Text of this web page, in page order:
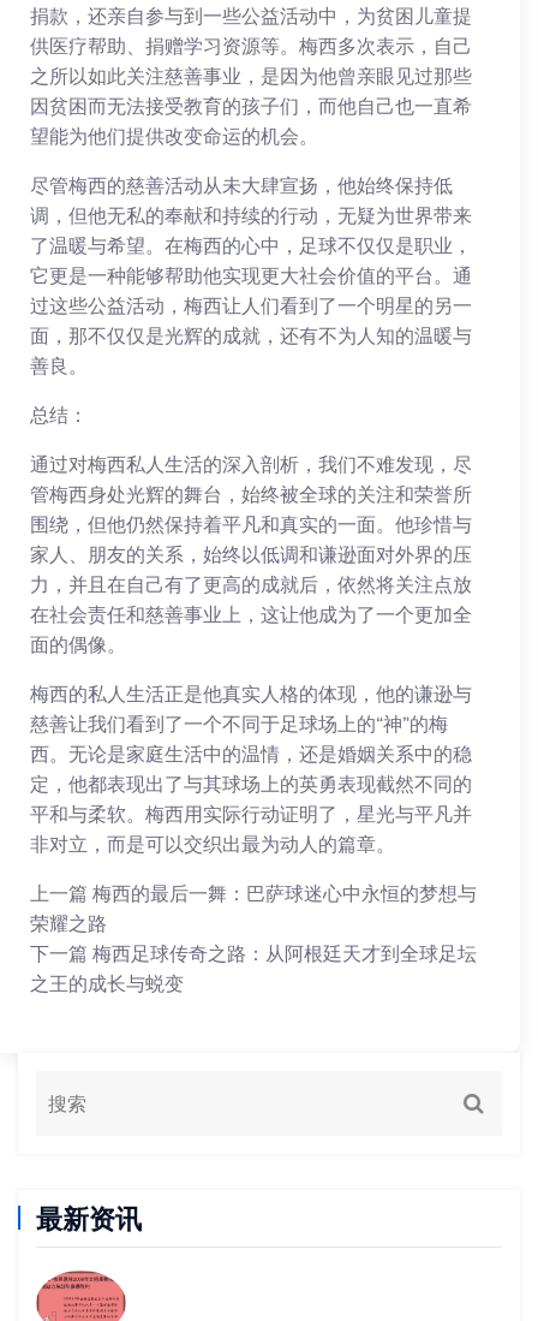
捐款，还亲自参与到一些公益活动中，为贫困儿童提
供医疗帮助、捐赠学习资源等。梅西多次表示，自己
之所以如此关注慈善事业，是因为他曾亲眼见过那些
因贫困而无法接受教育的孩子们，而他自己也一直希
望能为他们提供改变命运的机会。
尽管梅西的慈善活动从未大肆宣扬，他始终保持低
调，但他无私的奉献和持续的行动，无疑为世界带来
了温暖与希望。在梅西的心中，足球不仅仅是职业，
它更是一种能够帮助他实现更大社会价值的平台。通
过这些公益活动，梅西让人们看到了一个明星的另一
面，那不仅仅是光辉的成就，还有不为人知的温暖与
善良。
总结：
通过对梅西私人生活的深入剖析，我们不难发现，尽
管梅西身处光辉的舞台，始终被全球的关注和荣誉所
围绕，但他仍然保持着平凡和真实的一面。他珍惜与
家人、朋友的关系，始终以低调和谦逊面对外界的压
力，并且在自己有了更高的成就后，依然将关注点放
在社会责任和慈善事业上，这让他成为了一个更加全
面的偶像。
梅西的私人生活正是他真实人格的体现，他的谦逊与
慈善让我们看到了一个不同于足球场上的“神”的梅
西。无论是家庭生活中的温情，还是婚姻关系中的稳
定，他都表现出了与其球场上的英勇表现截然不同的
平和与柔软。梅西用实际行动证明了，星光与平凡并
非对立，而是可以交织出最为动人的篇章。
上一篇 梅西的最后一舞：巴萨球迷心中永恒的梦想与
荣耀之路
下一篇 梅西足球传奇之路：从阿根廷天才到全球足坛
之王的成长与蜕变
最新资讯